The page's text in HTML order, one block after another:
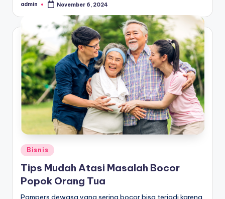
Posted
admin November 6, 2024
Posted
Bisnis
Tips Mudah Atasi Masalah Bocor
Popok Orang Tua
Pampers dewasa yang sering bocor bisa terjadi karena